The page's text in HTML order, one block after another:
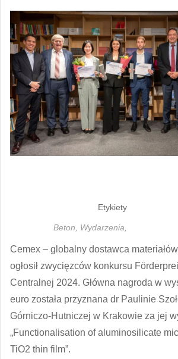
Etykiety
Beton, Wydarzenia,
Cemex – globalny dostawca
ogłosił zwycięzców konkursu
Centralnej 2024. Główna nagroda w
euro została przyznana dr Paulinie
Górniczo-Hutniczej w Krakowie za jej
„Functionalisation of aluminosilicate
TiO2 thin film”.